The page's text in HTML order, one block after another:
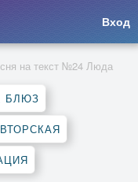
Вход
на текст №24 Люда
БЛЮЗ